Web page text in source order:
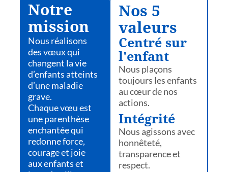
Notre
mission
Nous réalisons
des vœux qui
changent la vie
d’enfants atteints
d’une maladie
grave.
Chaque vœu est
une parenthèse
enchantée qui
redonne force,
courage et joie
aux enfants et
Nos 5
valeurs
Centré sur
l'enfant
Nous plaçons
toujours les enfants
au cœur de nos
actions.
Intégrité
Nous agissons avec
honnêteté,
transparence et
respect.